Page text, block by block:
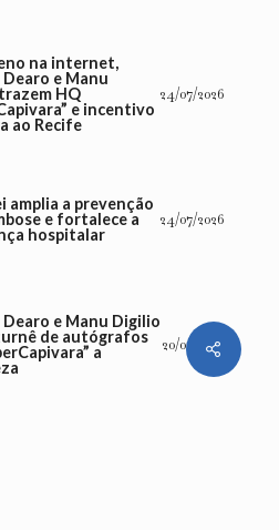
na internet,
e Manu
HQ
e incentivo
ao Recife
24/07/2026
amplia a prevenção
e fortalece a
hospitalar
24/07/2026
Dearo e Manu Digilio
de autógrafos
a
20/07/2026Share